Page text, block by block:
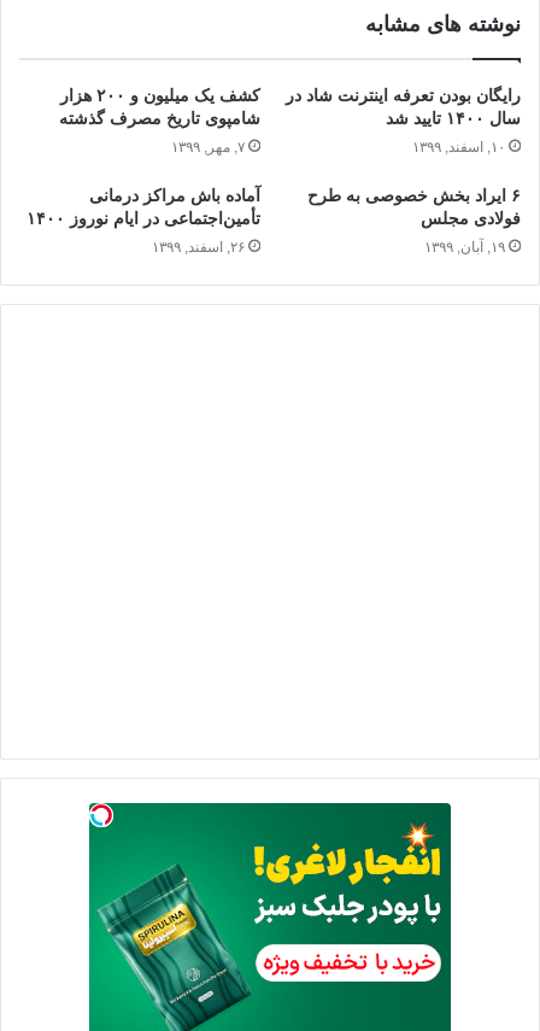
نوشته های مشابه
رایگان بودن تعرفه اینترنت شاد در
سال ۱۴۰۰ تایید شد
۱۰, اسفند, ۱۳۹۹
کشف یک میلیون و ۲۰۰ هزار
شامپوی تاریخ مصرف گذشته
۷, مهر, ۱۳۹۹
۶ ایراد بخش خصوصی به طرح
فولادی مجلس
۱۹, آبان, ۱۳۹۹
آماده باش مراکز درمانی
تأمین‌اجتماعی در ایام نوروز ۱۴۰۰
۲۶, اسفند, ۱۳۹۹